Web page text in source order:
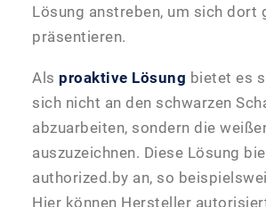
Lösung anstreben, um sich dort
präsentieren.
Als proaktive Lösung bietet es
sich nicht an den schwarzen
abzuarbeiten, sondern die
auszuzeichnen. Diese Lösung
authorized.by an, so
Hier können Hersteller